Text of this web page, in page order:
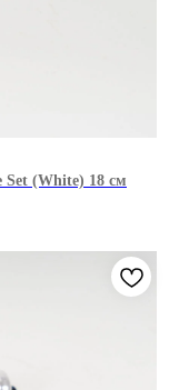
Set (White) 18 см